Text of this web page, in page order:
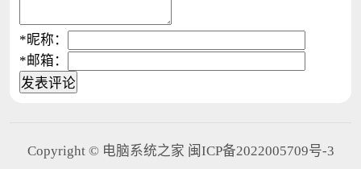
*昵称：
*邮箱：
Copyright © 电脑系统之家 闽ICP备2022005709号-3